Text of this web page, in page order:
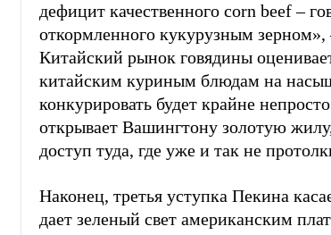
дефицит качественного corn beef –
откормленного кукурузным зерном»,
Китайский рынок говядины
китайским куриным блюдам на
конкурировать будет крайне
открывает Вашингтону золотую
доступ туда, где уже и так не
Наконец, третья уступка Пекина
дает зеленый свет американским